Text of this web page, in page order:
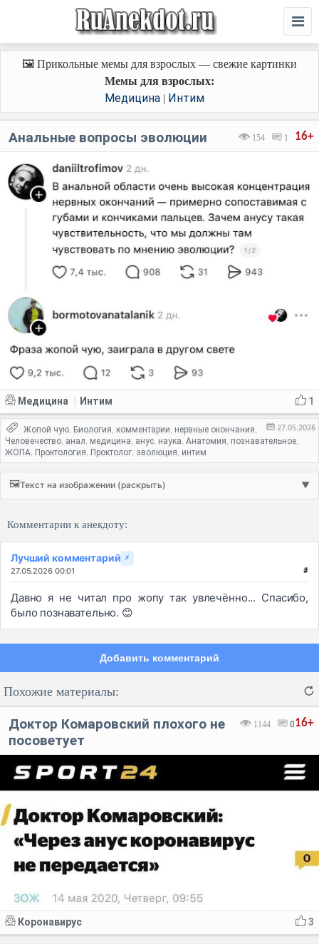
🖼️ Прикольные мемы для взрослых — свежие картинки
Мемы для взрослых:
Медицина| Интим
16+
154 1
Анальные вопросы эволюции
1
Медицина Интим
27.05.2026
Жопой чую, Биология, комментарии, нервные окончания,
Человечество, анал, медицина, анус, наука, Анатомия, познавательное,
ЖОПА, Проктология, Проктолог, эволюция, интим
🖼️Текст на изображении (раскрыть) ▼
Комментарии к анекдоту:
Лучший комментарий ⚡
27.05.2026 00:01 #
Давно я не читал про жопу так увлечённо... Спасибо,
было познавательно. 😊
Добавить комментарий
Отмена Отправить
Похожие материалы:
16+
1144 0
Доктор Комаровский плохого не
посоветует
3
Коронавирус